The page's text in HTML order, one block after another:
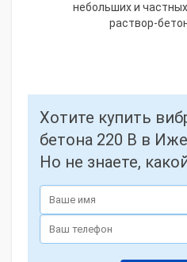
небольших и
раствор-
Хотите купить
бетона 220 В в
Но не знаете,